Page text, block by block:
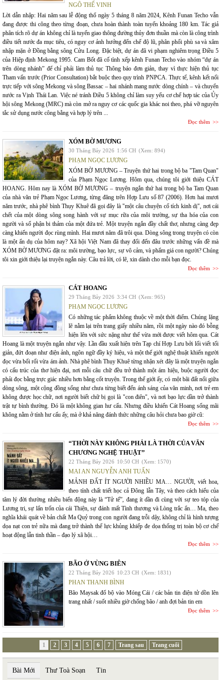
NGÔ THẾ VINH
Lời dẫn nhập: Hai năm sau lễ động thổ ngày 5 tháng 8 năm 2024, Kênh Funan Techo vẫn
đang được thi công theo từng đoạn, chưa hoàn thành toàn tuyến khoảng 180 km. Tác giả
phân tích rõ dự án không chỉ là tuyến giao thông đường thủy đơn thuần mà còn là công trình
điều tiết nước đa mục tiêu, có nguy cơ ảnh hưởng đến chế độ lũ, phân phối phù sa và xâm
nhập mặn ở Đồng bằng sông Cửu Long. Đặc biệt, dự án đã vi phạm nghiêm trọng Điều 5
của Hiệp định Mekong 1995. Cam Bốt đã cố tình xếp kênh Funan Techo vào nhóm “dự án
trên dòng nhánh” để chỉ phải làm thủ tục Thông báo đơn giản, thay vì thực hiện thủ tục
Tham vấn trước (Prior Consultation) bắt buộc theo quy trình PNPCA. Thực tế, kênh kết nối
trực tiếp với sông Mekong và sông Bassac – hai nhánh mang nước dòng chính – và chuyển
nước ra Vịnh Thái Lan. Việc né tránh Điều 5 không chỉ làm suy yếu cơ chế hợp tác của Ủy
hội sông Mekong (MRC) mà còn mở ra nguy cơ các quốc gia khác noi theo, phá vỡ nguyên
tắc sử dụng nước công bằng và hợp lý trên ...
Đọc thêm
XÓM BỜ MƯƠNG
30 Tháng Bảy 2026 1:56 CH (Xem: 894)
PHẠM NGỌC LƯƠNG
XÓM BỜ MƯƠNG – Truyện thứ hai trong bộ ba "Tam Quan"
của Phạm Ngọc Lương. Hôm qua, chúng tôi giới thiệu CÁT
HOANG. Hôm nay là XÓM BỜ MƯƠNG – truyện ngắn thứ hai trong bộ ba Tam Quan
của nhà văn trẻ Phạm Ngọc Lương, từng đăng trên Hợp Lưu số 87 (2006). Hơn hai mươi
năm trước, nhà phê bình Thụy Khuê đã gọi đây là "một câu chuyện cổ tích kinh dị", nơi cái
chết của một dòng sông song hành với sự mục rữa của môi trường, sự tha hóa của con
người và số phận bi thảm của một đứa trẻ. Một truyện ngắn đầy chất thơ, nhưng càng đẹp
càng khiến người đọc rùng mình. Hai mươi năm đã trôi qua. Dòng sông trong truyện có còn
là một ẩn dụ của hôm nay? Xã hội Việt Nam đã thay đổi đến đâu trước những vấn đề mà
XÓM BỜ MƯƠNG đặt ra: môi trường, bạo lực, sự vô cảm, và phẩm giá con người? Chúng
tôi xin giới thiệu lại truyện ngắn này. Câu trả lời, có lẽ, xin dành cho mỗi bạn đọc.
Đọc thêm
CÁT HOANG
29 Tháng Bảy 2026 3:34 CH (Xem: 965)
PHẠM NGỌC LƯƠNG
Có những tác phẩm không thuộc về một thời điểm. Chúng lặng
lẽ nằm lại trên trang giấy nhiều năm, rồi một ngày nào đó bỗng
hiện lên với sức nặng như thể vừa mới được viết hôm qua. Cát
Hoang là một truyện ngắn như vậy. Lần đầu xuất hiện trên Tạp chí Hợp Lưu bởi lối viết tối
giản, đứt đoạn như điện ảnh, ngôn ngữ đầy ký hiệu, và một thế giới nghệ thuật khiến người
đọc vừa bối rối vừa ám ảnh. Nhà phê bình Thụy Khuê từng nhận xét đây là một truyện ngắn
có cấu trúc của thơ hiện đại, nơi mỗi câu chữ đều trở thành một ám hiệu, buộc người đọc
phải đọc bằng trực giác nhiều hơn bằng cốt truyện. Trong thế giới ấy, có một bãi đất nổi giữa
dòng sông, một cộng đồng sống như chưa từng biết đến ánh sáng của văn minh, nơi trẻ em
không được học chữ, nơi người biết chữ bị gọi là "con điên", và nơi bạo lực dần trở thành
trật tự bình thường. Đó là một không gian hư cấu. Nhưng điều khiến Cát Hoang sống mãi
không nằm ở tính hư cấu ấy, mà ở khả năng đánh thức những câu hỏi chưa bao giờ cũ:
Đọc thêm
“THỜI NÀY KHÔNG PHẢI LÀ THỜI CỦA VĂN
CHƯƠNG NGHỆ THUẬT”
22 Tháng Bảy 2026 10:50 CH (Xem: 1570)
MAI AN NGUYỄN ANH TUẤN
MẢNH ĐẤT ÍT NGƯỜI NHIỀU MA… NGƯỜI, viết hoa,
theo tính chất triết học cả Đông lẫn Tây, và theo cách hiểu của
tâm lý đời thường nhiều biến động này là “Tử tế”, đang ít dần đi cùng với sự teo tóp của
Lương tri, sự lẩn trốn của cái Thiện, sự đánh mất Tình thương và Lòng trắc ẩn… Ma, theo
nghĩa khái quát về bản chất Ma Quỷ trong con người đang trỗi dậy, không chỉ là hình tượng
dọa nạt con trẻ nữa mà đang trở thành thế lực khủng khiếp đe dọa thống trị toàn bộ cơ chế
hoạt động lẫn tinh thần – đạo lý xã hội…
Đọc thêm
BÃO Ở VÙNG BIÊN
22 Tháng Bảy 2026 10:23 CH (Xem: 1831)
PHAN THANH BÌNH
Bão Maysak đổ bộ vào Móng Cái / các bản tin điện tử dồn lên
trang nhất / suốt nhiều giờ chống bão / anh đợi bản tin em
Đọc thêm
1 2 3 4 5 6 7 Trang sau Trang cuối
Bài Mới Thư Toà Soạn Tin